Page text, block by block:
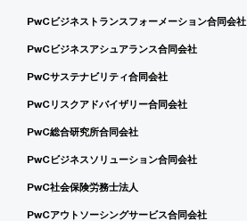
PwCビジネストランスフォーメーション合同会社
PwCビジネスアシュアランス合同会社
PwCサステナビリティ合同会社
PwCリスクアドバイザリー合同会社
PwC総合研究所合同会社
PwCビジネスソリューション合同会社
PwC社会保険労務士法人
PwCアウトソーシングサービス合同会社